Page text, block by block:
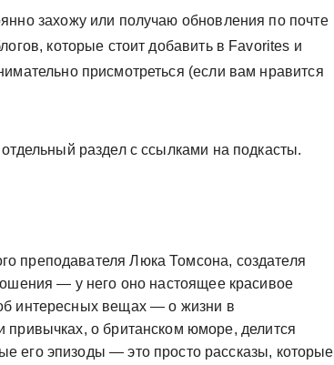
захожу или получаю обновления по почте
которые стоит добавить в Favorites и
присмотреться (если вам нравится
раздел с ссылками на подкасты.
преподавателя Люка Томсона, создателя
— у него оно настоящее красивое
интересных вещах — о жизни в
привычках, о британском юморе, делится
его эпизоды — это просто рассказы, которые